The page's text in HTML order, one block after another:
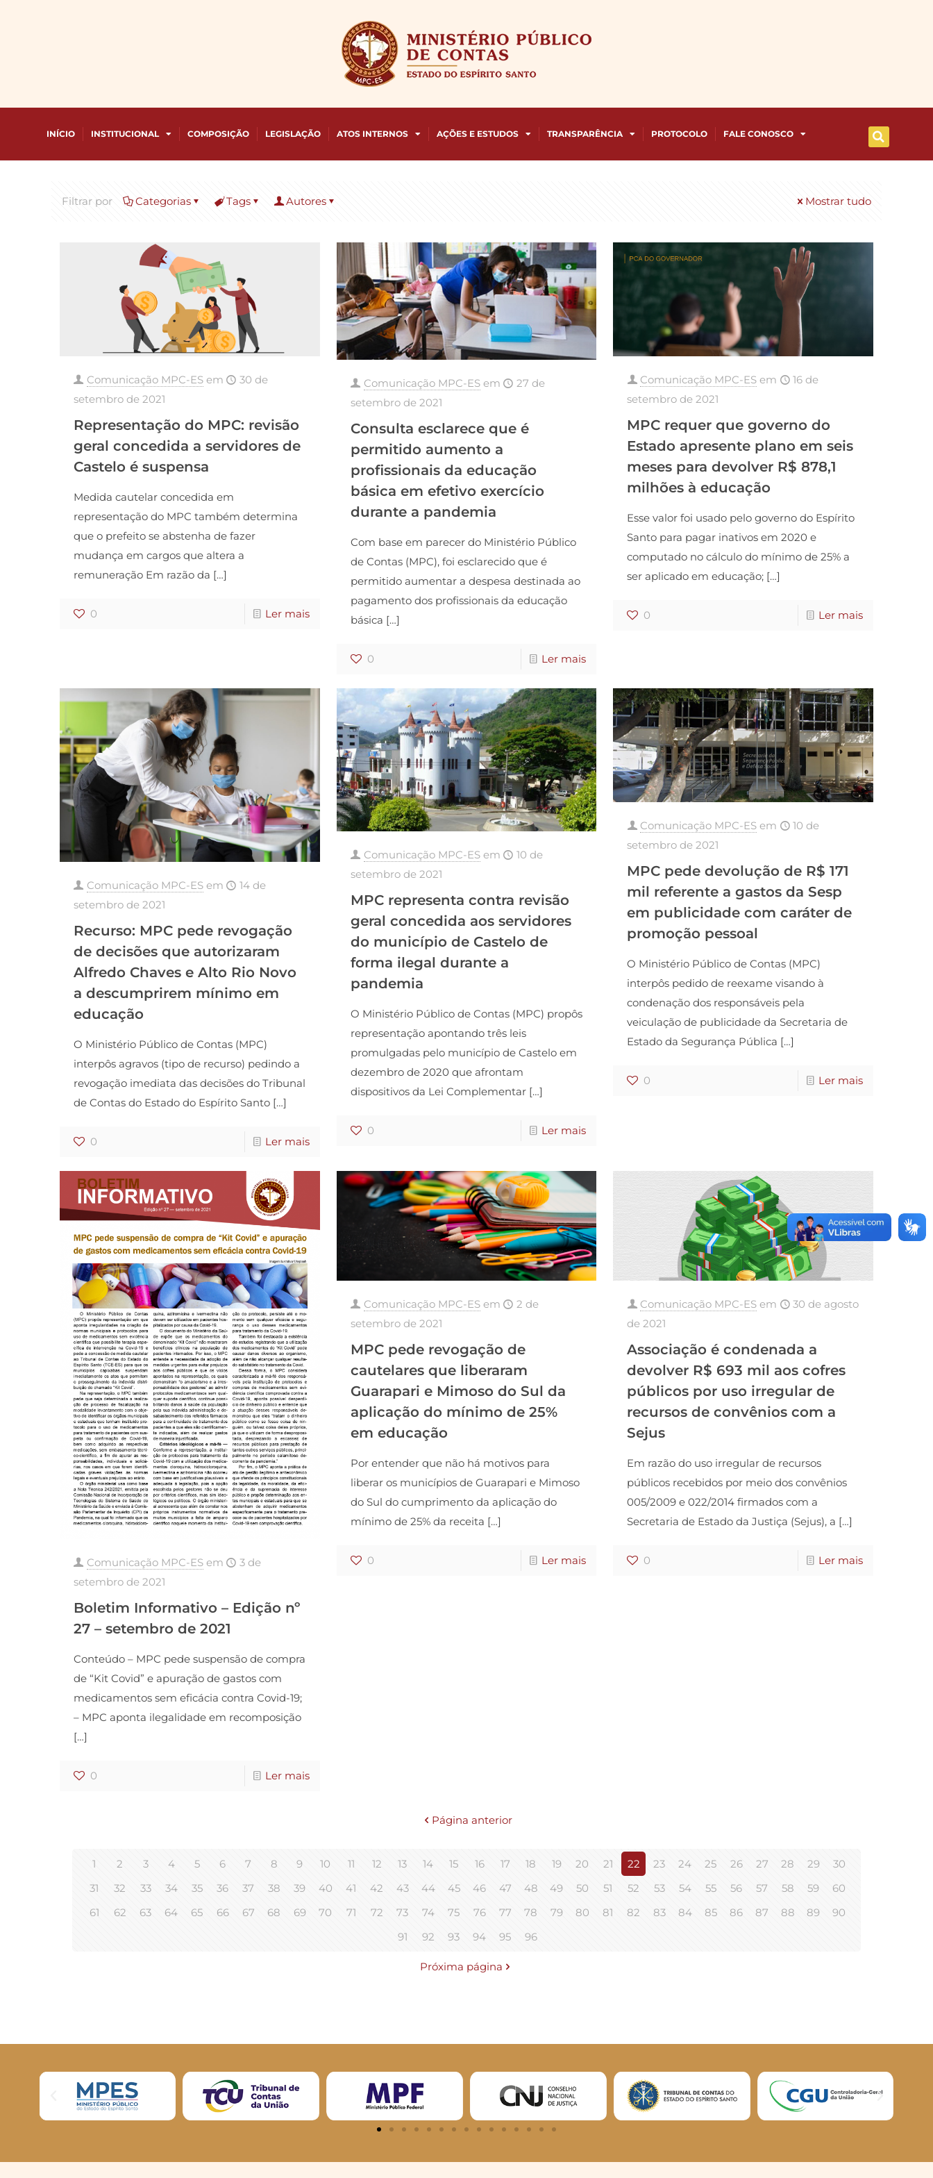
INÍCIO INSTITUCIONAL COMPOSIÇÃO LEGISLAÇÃO ATOS INTERNOS AÇÕES E ESTUDOS TRANSPARÊNCIA PROTOCOLO FALE CONOSCO
Filtrar por Categorias Tags Autores Mostrar tudo
Comunicação MPC-ES em
30 de
setembro de 2021
Representação do MPC: revisão
geral concedida a servidores de
Castelo é suspensa
Medida cautelar concedida em
representação do MPC também determina
que o prefeito se abstenha de fazer
mudança em cargos que altera a
remuneração Em razão da […]
0 Ler mais
Comunicação MPC-ES em
27 de
setembro de 2021
Consulta esclarece que é
permitido aumento a
profissionais da educação
básica em efetivo exercício
durante a pandemia
Com base em parecer do Ministério Público
de Contas (MPC), foi esclarecido que é
permitido aumentar a despesa destinada ao
pagamento dos profissionais da educação
básica […]
0 Ler mais
Comunicação MPC-ES em
16 de
setembro de 2021
MPC requer que governo do
Estado apresente plano em seis
meses para devolver R$ 878,1
milhões à educação
Esse valor foi usado pelo governo do Espírito
Santo para pagar inativos em 2020 e
computado no cálculo do mínimo de 25% a
ser aplicado em educação; […]
0 Ler mais
Comunicação MPC-ES em
14 de
setembro de 2021
Recurso: MPC pede revogação
de decisões que autorizaram
Alfredo Chaves e Alto Rio Novo
a descumprirem mínimo em
educação
O Ministério Público de Contas (MPC)
interpôs agravos (tipo de recurso) pedindo a
revogação imediata das decisões do Tribunal
de Contas do Estado do Espírito Santo[…]
0 Ler mais
Comunicação MPC-ES em
10 de
setembro de 2021
MPC representa contra revisão
geral concedida aos servidores
do município de Castelo de
forma ilegal durante a
pandemia
O Ministério Público de Contas (MPC) propôs
representação apontando três leis
promulgadas pelo município de Castelo em
dezembro de 2020 que afrontam
dispositivos da Lei Complementar[…]
0 Ler mais
Comunicação MPC-ES em
10 de
setembro de 2021
MPC pede devolução de R$ 171
mil referente a gastos da Sesp
em publicidade com caráter de
promoção pessoal
O Ministério Público de Contas (MPC)
interpôs pedido de reexame visando à
condenação dos responsáveis pela
veiculação de publicidade da Secretaria de
Estado da Segurança Pública […]
0 Ler mais
Comunicação MPC-ES em
3 de
setembro de 2021
Boletim Informativo – Edição nº
27 – setembro de 2021
Conteúdo – MPC pede suspensão de compra
de “Kit Covid” e apuração de gastos com
medicamentos sem eficácia contra Covid-19;
– MPC aponta ilegalidade em recomposição
[…]
0 Ler mais
Comunicação MPC-ES em
2 de
setembro de 2021
MPC pede revogação de
cautelares que liberaram
Guarapari e Mimoso do Sul da
aplicação do mínimo de 25%
em educação
Por entender que não há motivos para
liberar os municípios de Guarapari e Mimoso
do Sul do cumprimento da aplicação do
mínimo de 25% da receita […]
0 Ler mais
Comunicação MPC-ES em
30 de agosto
de 2021
Associação é condenada a
devolver R$ 693 mil aos cofres
públicos por uso irregular de
recursos de convênios com a
Sejus
Em razão do uso irregular de recursos
públicos recebidos por meio dos convênios
005/2009 e 022/2014 firmados com a
Secretaria de Estado da Justiça (Sejus), a […]
0 Ler mais
Página anterior
1 2 3 4 5 6 7 8 9 10 11 12 13 14 15 16 17 18 19 20 21 22 23 24 25 26 27 28 29
30
31
32 33 34 35 36 37 38 39 40 41 42 43 44 45 46 47 48 49 50 51 52 53 54 55 56 57 58 59
60
61
62 63 64 65 66 67 68 69 70 71 72 73 74 75 76 77 78 79 80 81 82 83 84 85 86 87 88 89
90
91
92 93 94 95 96
Próxima página